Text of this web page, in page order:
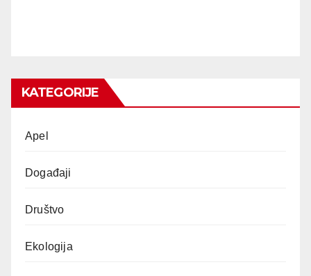
KATEGORIJE
Apel
Događaji
Društvo
Ekologija